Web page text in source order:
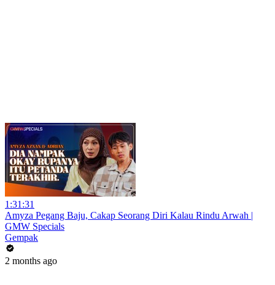
1:31:31
Amyza Pegang Baju, Cakap Seorang Diri Kalau Rindu Arwah |
GMW Specials
Gempak
2 months ago